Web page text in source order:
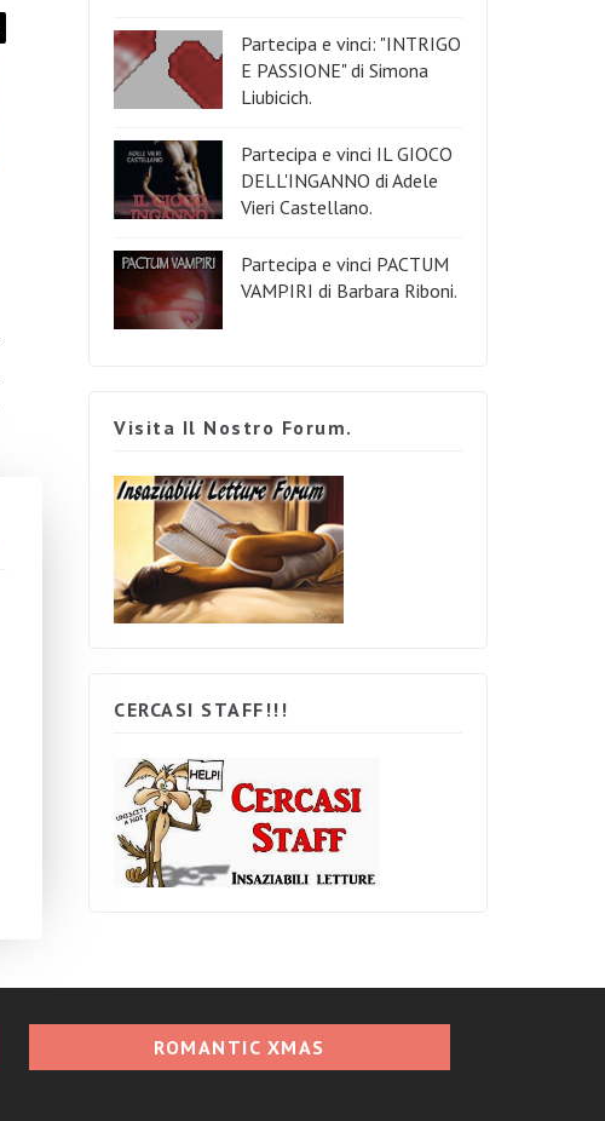
Partecipa e vinci: "INTRIGO
E PASSIONE" di Simona
Liubicich.
Partecipa e vinci IL GIOCO
DELL'INGANNO di Adele
Vieri Castellano.
Partecipa e vinci PACTUM
VAMPIRI di Barbara Riboni.
Visita Il Nostro Forum.
CERCASI STAFF!!!
ROMANTIC XMAS